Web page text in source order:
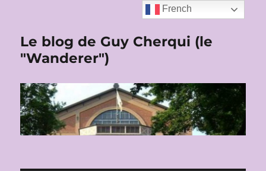
Le blog de Guy Cherqui (le
"Wanderer")
French